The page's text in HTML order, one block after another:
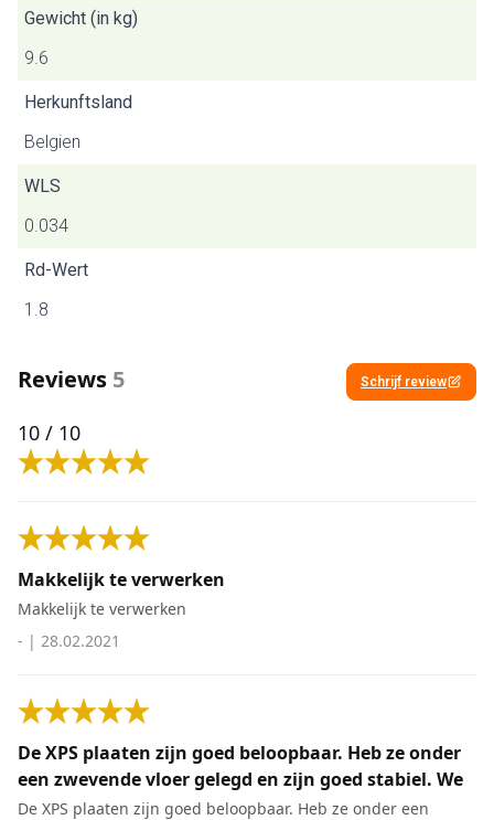
Gewicht (in kg)
9.6
Herkunftsland
Belgien
WLS
0.034
Rd-Wert
1.8
Reviews 5 Schrijf review
10 / 10
Makkelijk te verwerken
Makkelijk te verwerken
- | 28.02.2021
De XPS plaaten zijn goed beloopbaar. Heb ze onder
een zwevende vloer gelegd en zijn goed stabiel. We
De XPS plaaten zijn goed beloopbaar. Heb ze onder een